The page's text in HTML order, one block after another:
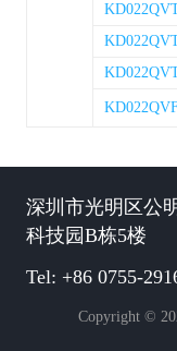
深圳市光明区公
科技园B栋5楼
Tel: +86 0755-
Copyright ©